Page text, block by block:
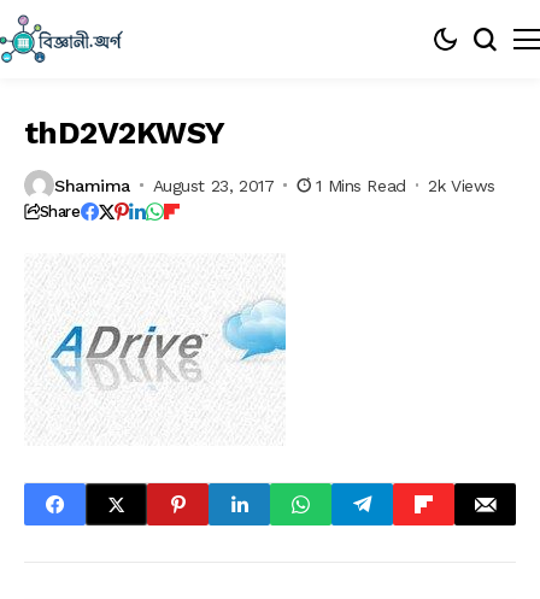
thD2V2KWSY
Shamima August 23, 2017 1 Mins Read 2k Views
Share